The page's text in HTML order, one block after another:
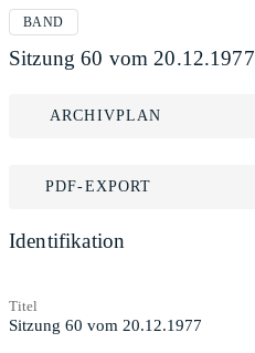
BAND
Sitzung 60 vom 20.12.1977
ARCHIVPLAN
PDF-EXPORT
Identifikation
Titel
Sitzung 60 vom 20.12.1977